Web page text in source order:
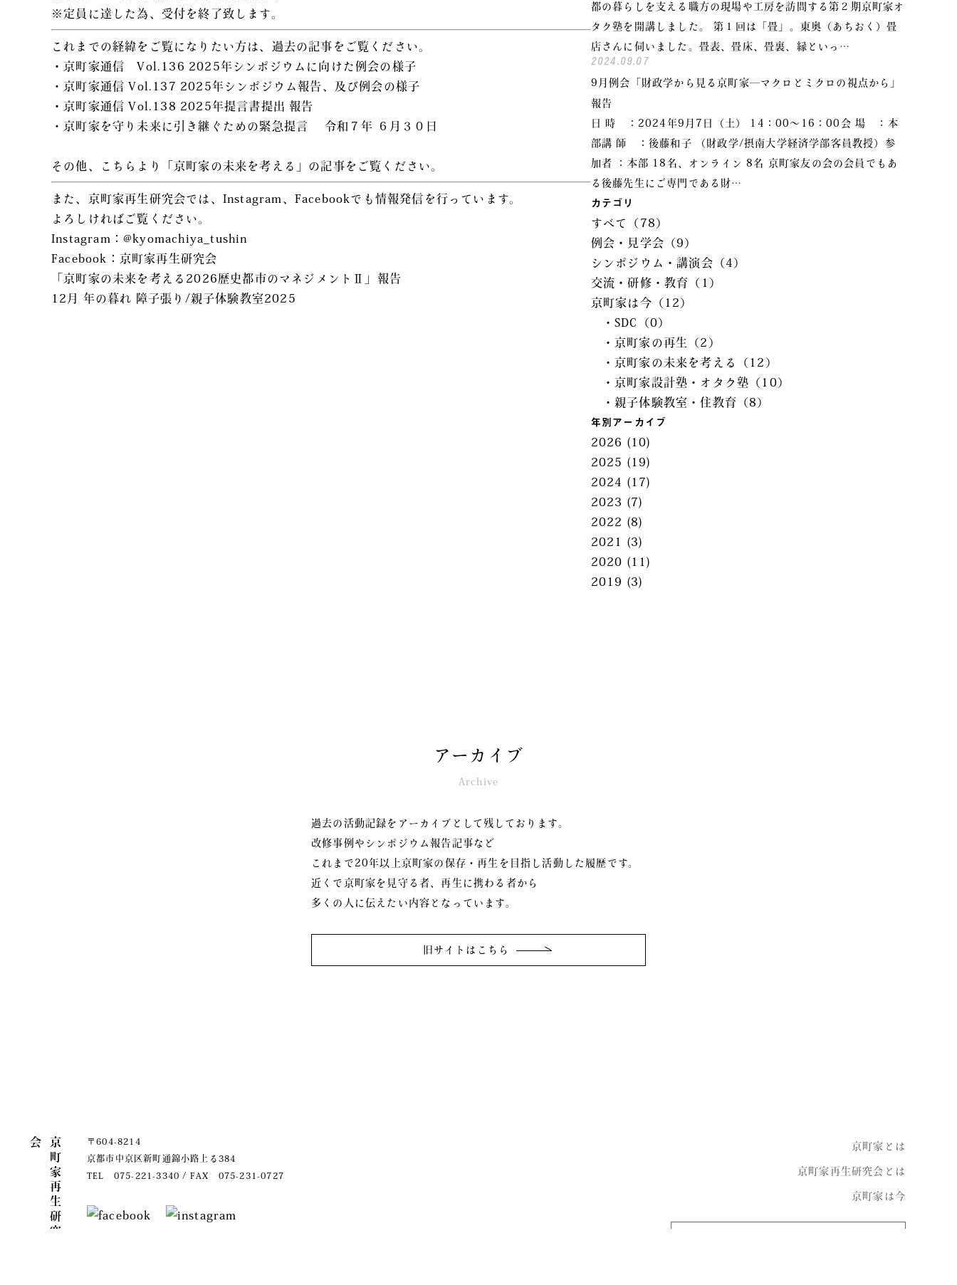
※定員に達した為、受付を終了致します。
これまでの経緯をご覧になりたい方は、過去の記事をご覧ください。
・京町家通信 Vol.136 2025年シンポジウムに向けた例会の様子
・京町家通信 Vol.137 2025年シンポジウム報告、及び例会の様子
・京町家通信 Vol.138 2025年提言書提出 報告
・京町家を守り未来に引き継ぐための緊急提言 令和７年 ６月３０日
その他、こちらより 「京町家の未来を考える」 の記事をご覧ください。
また、京町家再生研究会では、Instagram、Facebookでも情報発信を行っています。
よろしければご覧ください。
Instagram： @kyomachiya_tushin
Facebook： 京町家再生研究会
「京町家の未来を考える2026歴史都市のマネジメントⅡ」報告
12月 年の暮れ 障子張り/親子体験教室2025
都の暮らしを支える職方の現場や工房を訪問する第２期京町家オ
タク塾を開講しました。 第１回は「畳」。東奥（あちおく）畳
店さんに伺いました。畳表、畳床、畳裏、縁といっ…
2024.09.07
9月例会「財政学から見る京町家―マクロとミクロの視点から」
報告
日 時 ：2024年9月7日（土） 14：00～16：00会 場 ：本
部講 師 ：後藤和子 （財政学/摂南大学経済学部客員教授）参
加者 ：本部 18名、オンライン 8名 京町家友の会の会員でもあ
る後藤先生にご専門である財…
カテゴリ
すべて（78）
例会・見学会（9）
シンポジウム・講演会（4）
交流・研修・教育（1）
京町家は今（12）
・SDC（0）
・京町家の再生（2）
・京町家の未来を考える（12）
・京町家設計塾・オタク塾（10）
・親子体験教室・住教育（8）
年別アーカイブ
2026 (10)
2025 (19)
2024 (17)
2023 (7)
2022 (8)
2021
(3)
2020 (11)
2019 (3)
アーカイブ
Archive
過去の活動記録をアーカイブとして残しております。
改修事例やシンポジウム報告記事など
これまで20年以上京町家の保存・再生を目指し活動した履歴です。
近くで京町家を見守る者、再生に携わる者から
多くの人に伝えたい内容となっています。
旧サイトはこちら
京
町
家
再
生
研
究
会
〒604-8214
京都市中京区新町通錦小路上る384
TEL 075-221-3340 / FAX 075-231-0727
京町家とは
京町家再生研究会とは
京町家は今